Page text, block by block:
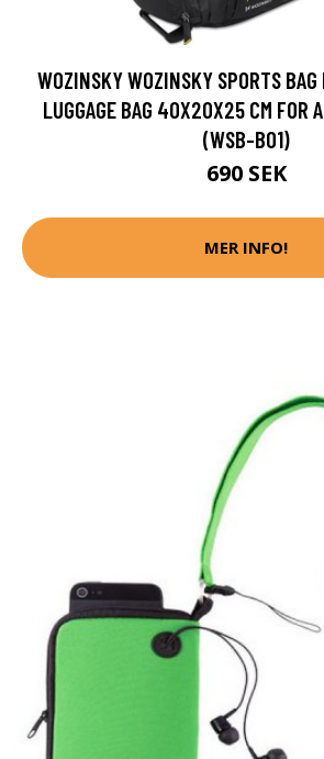
WOZINSKY WOZINSKY SPORTS BAG
LUGGAGE BAG 40X20X25 CM FOR
(WSB-B01)
690 SEK
MER INFO!